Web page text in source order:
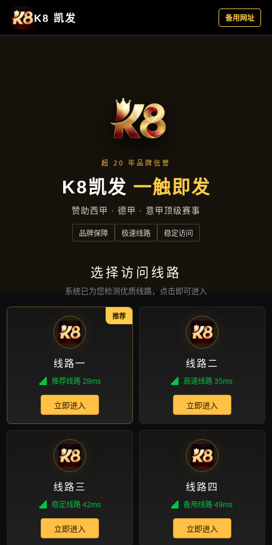
新闻纵览
首页 新闻纵览